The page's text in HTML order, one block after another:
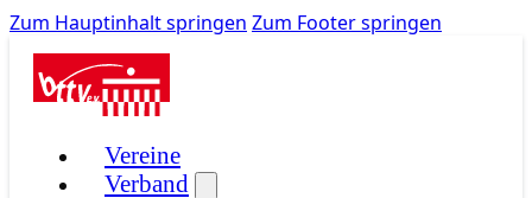
Zum Hauptinhalt springen Zum Footer springen
Vereine
Verband